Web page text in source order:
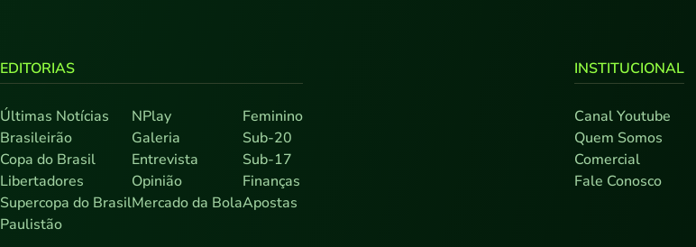
EDITORIAS
Últimas Notícias
Brasileirão
Copa do Brasil
Libertadores
Supercopa do Brasil
Paulistão
NPlay
Galeria
Entrevista
Opinião
Mercado da Bola
Feminino
Sub-20
Sub-17
Finanças
Apostas
INSTITUCIONAL
Canal Youtube
Quem Somos
Comercial
Fale Conosco